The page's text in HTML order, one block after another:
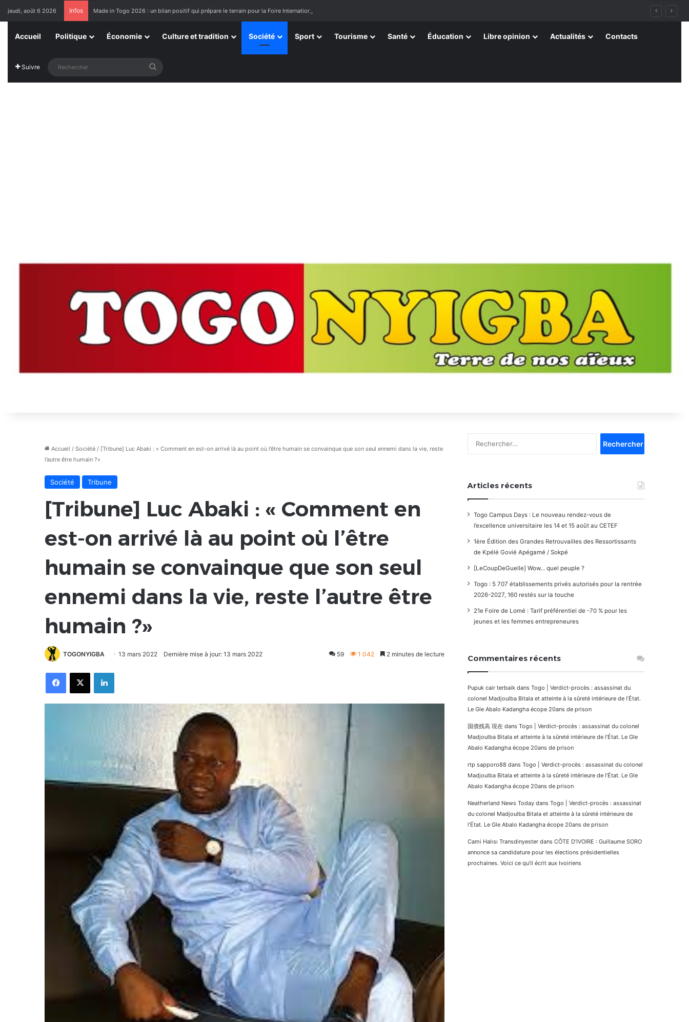
jeudi, août 6 2026 Infos Made in Togo 2026 : un bilan positif qui prépare le terrain pour la Foire Internationale de Lomé
Accueil Politique Économie Culture et tradition Société Sport Tourisme Santé Éducation Libre opinion Actualités Contacts
Suivre
Accueil / Société / [Tribune] Luc Abaki : « Comment en est-on arrivé là au point où l’être humain se convainque que son seul ennemi dans la vie, reste
l’autre être humain ?»
Société Tribune
[Tribune] Luc Abaki : « Comment en
est-on arrivé là au point où l’être
humain se convainque que son seul
ennemi dans la vie, reste l’autre être
humain ?»
TOGONYIGBA 13 mars 2022 Dernière mise à jour: 13 mars 2022 59 1 042 2 minutes de lecture
FacebookX Linkedin
Articles récents
Togo Campus Days : Le nouveau rendez-vous de
l’excellence universitaire les 14 et 15 août au CETEF
1ère Édition des Grandes Retrouvailles des Ressortissants
de Kpélé Govié Apégamé / Sokpé
[LeCoupDeGuelle] Wow… quel peuple ?
Togo : 5 707 établissements privés autorisés pour la rentrée
2026-2027, 160 restés sur la touche
21e Foire de Lomé : Tarif préférentiel de -70 % pour les
jeunes et les femmes entrepreneures
Commentaires récents
Pupuk cair terbaik dans Togo | Verdict-procès : assassinat du
colonel Madjoulba Bitala et atteinte à la sûreté intérieure de l’État.
Le Gle Abalo Kadangha écope 20ans de prison
国債残高 現在 dans Togo | Verdict-procès : assassinat du colonel
Madjoulba Bitala et atteinte à la sûreté intérieure de l’État. Le Gle
Abalo Kadangha écope 20ans de prison
rtp sapporo88 dans Togo | Verdict-procès : assassinat du colonel
Madjoulba Bitala et atteinte à la sûreté intérieure de l’État. Le Gle
Abalo Kadangha écope 20ans de prison
Neatherland News Today dans Togo | Verdict-procès : assassinat
du colonel Madjoulba Bitala et atteinte à la sûreté intérieure de
l’État. Le Gle Abalo Kadangha écope 20ans de prison
Cami Halısı Transdinyester dans CÔTE D’IVOIRE : Guillaume SORO
annonce sa candidature pour les élections présidentielles
prochaines. Voici ce qu’il écrit aux Ivoiriens